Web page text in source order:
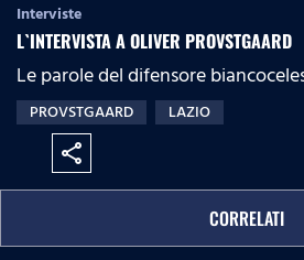
Interviste
L`INTERVISTA A OLIVER PROVSTGAARD
Le parole del difensore
PROVSTGAARD LAZIO
share
CORRELATI